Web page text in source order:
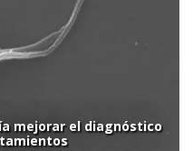
mejorar el diagnóstico